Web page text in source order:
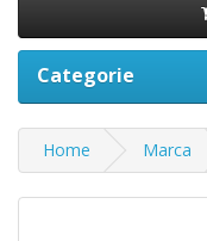
Categorie
Home Marca